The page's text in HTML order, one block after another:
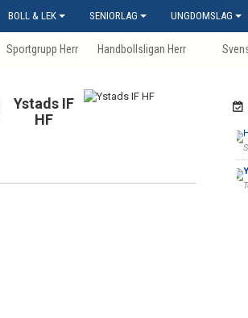
BOLL & LEK SENIORLAG UNGDOMSLAG
Sportgrupp Herr Handbollsligan Herr
Ystads IF
HF